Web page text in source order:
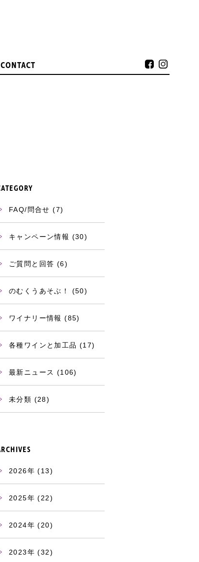
CONTACT
FAQ/問合せ (7)
キャンペーン情報 (30)
ご質問と回答 (6)
のむくうあそぶ！ (50)
ワイナリー情報 (85)
各種ワインと加工品 (17)
最新ニュース (106)
未分類 (28)
2026 (13)
2025 (22)
2024 (20)
2023 (32)